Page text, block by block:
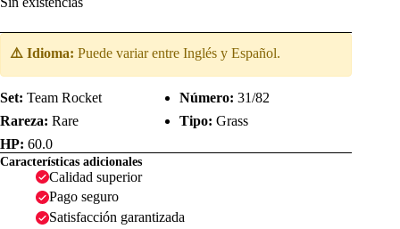
⚠️ Idioma: Puede variar entre Inglés y Español.
Set: Team Rocket Número: 31/82
Rareza: Rare Tipo: Grass
HP: 60.0
Características adicionales
Calidad superior
Pago seguro
Satisfacción garantizada